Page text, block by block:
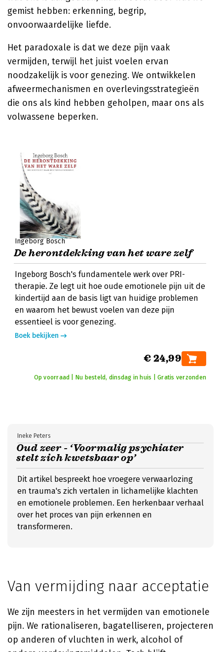
gemist hebben: erkenning, begrip,
onvoorwaardelijke liefde.
Het paradoxale is dat we deze pijn vaak
vermijden, terwijl het juist voelen ervan
noodzakelijk is voor genezing. We ontwikkelen
afweermechanismen en overlevingsstrategieën
die ons als kind hebben geholpen, maar ons als
volwassene beperken.
Ingeborg Bosch
De herontdekking van het ware zelf
Ingeborg Bosch's fundamentele werk over PRI-
therapie. Ze legt uit hoe oude emotionele pijn uit de
kindertijd aan de basis ligt van huidige problemen
en waarom het bewust voelen van deze pijn
essentieel is voor genezing.
Boek bekijken
€ 24,99
Op voorraad | Nu besteld, dinsdag in huis | Gratis verzonden
Oud zeer - ‘Voormalig psychiater
stelt zich kwetsbaar op’
Ineke Peters
Dit artikel bespreekt hoe vroegere verwaarlozing
en trauma's zich vertalen in lichamelijke klachten
en emotionele problemen. Een herkenbaar verhaal
over het proces van pijn erkennen en
transformeren.
Van vermijding naar acceptatie
We zijn meesters in het vermijden van emotionele
pijn. We rationaliseren, bagatelliseren, projecteren
op anderen of vluchten in werk, alcohol of